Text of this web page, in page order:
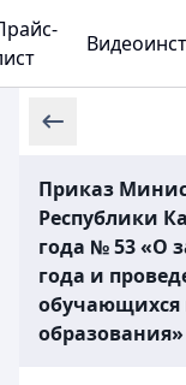
Приказ
Республики
года № 53 «О
года и
обучающихся
образования»